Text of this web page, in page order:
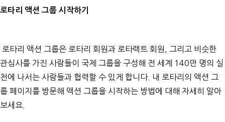
로타리 액션 그룹 시작하기
로타리 액션 그룹은 로타리 회원과 로타랙트 회원, 그리고 비슷한
관심사를 가진 사람들이 국제 그룹을 구성해 전 세계 140만 명의 실
천에 나서는 사람들과 협력할 수 있게 합니다. 내 로타리의 액션 그
룹 페이지 를 방문해 액션 그룹을 시작하는 방법에 대해 자세히 알아
보세요.